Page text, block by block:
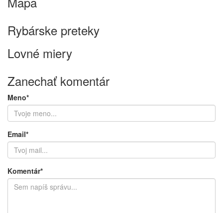
Email*( nezverejnuje sa )
Fotka *
Spočítaj 6 a 5 = ???
Mapa Keyboard shortcuts Image may be subject to copyright Terms
Rybárske preteky